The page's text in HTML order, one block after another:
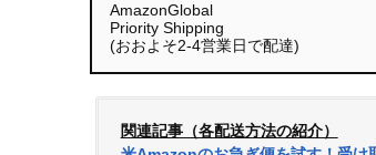
AmazonGlobal
Priority Shipping
(おおよそ2-4営業日で配達)
関連記事（各配送方法の紹介）